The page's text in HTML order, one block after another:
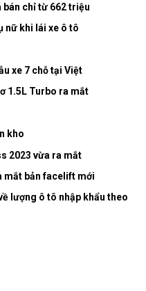
bán chỉ từ 662 triệu
nữ khi lái xe ô tô
xe 7 chỗ tại Việt
1.5L Turbo ra mắt
kho
2023 vừa ra mắt
mắt bản facelift mới
lượng ô tô nhập khẩu theo